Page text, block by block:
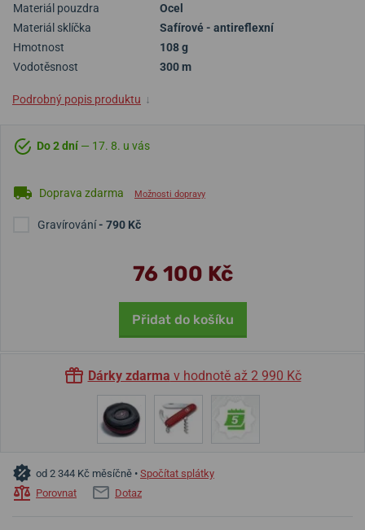
Materiál pouzdra
Ocel
Materiál sklíčka
Safírové - antireflexní
Hmotnost
108 g
Vodotěsnost
300 m
Podrobný popis produktu ↓
Do 2 dní — 17. 8. u vás
Doprava zdarma Možnosti dopravy
Gravírování- 790 Kč
76 100 Kč
Přidat do košíku
Dárky zdarma v hodnotě až 2 990 Kč
od 2 344 Kč měsíčně • Spočítat splátky
Porovnat
Dotaz